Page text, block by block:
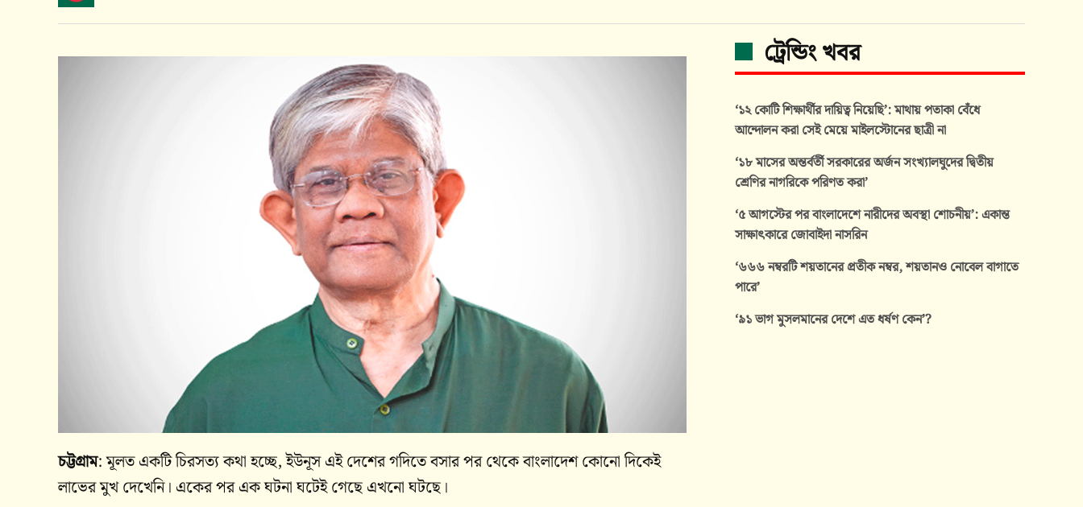
চট্টগ্রাম: মূলত একটি চিরসত্য কথা হচ্ছে, ইউনূস এই দেশের গদিতে বসার পর থেকে বাংলাদেশ কোনো দিকেই
লাভের মুখ দেখেনি। একের পর এক ঘটনা ঘটেই গেছে এখনো ঘটছে।
ট্রেন্ডিং খবর
‘১২ কোটি শিক্ষার্থীর দায়িত্ব নিয়েছি’: মাথায় পতাকা বেঁধে
আন্দোলন করা সেই মেয়ে মাইলস্টোনের ছাত্রী না
‘১৮ মাসের অন্তর্বর্তী সরকারের অর্জন সংখ্যালঘুদের দ্বিতীয়
শ্রেণির নাগরিকে পরিণত করা’
‘৫ আগস্টের পর বাংলাদেশে নারীদের অবস্থা শোচনীয়’: একান্ত
সাক্ষাৎকারে জোবাইদা নাসরিন
‘৬৬৬ নম্বরটি শয়তানের প্রতীক নম্বর, শয়তানও নোবেল বাগাতে
পারে’
‘৯১ ভাগ মুসলমানের দেশে এত ধর্ষণ কেন’?